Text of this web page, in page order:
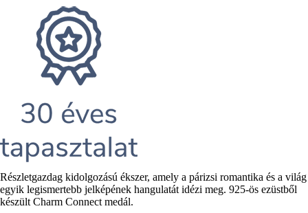
Rövid
leírás
Részletgazdag kidolgozású ékszer, amely a párizsi romantika és a világ
egyik legismertebb jelképének hangulatát idézi meg. 925-ös ezüstből
készült Charm Connect medál.